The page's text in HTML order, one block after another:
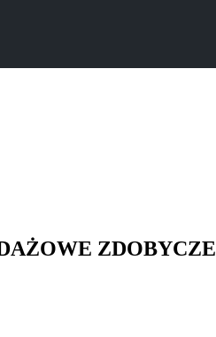
ZDOBYCZE